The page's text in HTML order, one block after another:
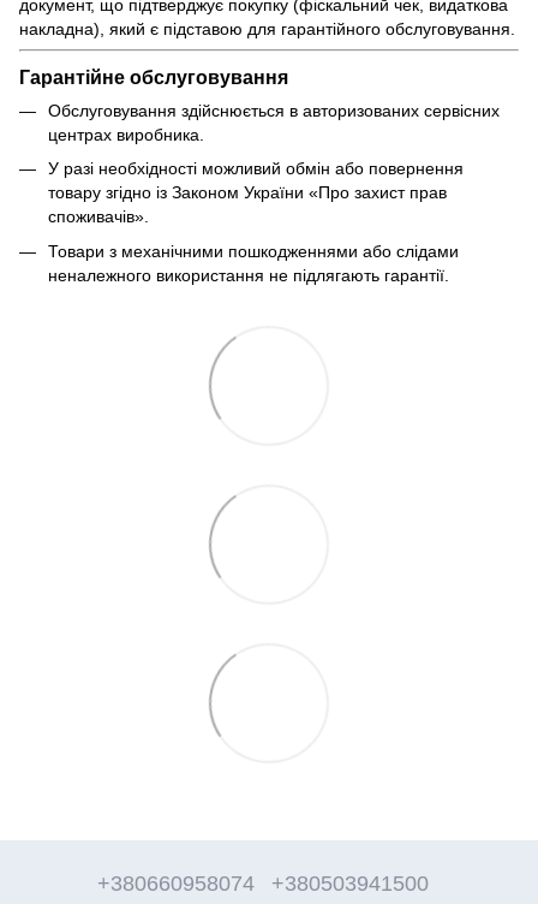
документ, що підтверджує покупку (фіскальний чек, видаткова
накладна), який є підставою для гарантійного обслуговування.
Гарантійне обслуговування
Обслуговування здійснюється в авторизованих сервісних
центрах виробника.
У разі необхідності можливий обмін або повернення
товару згідно із Законом України «Про захист прав
споживачів».
Товари з механічними пошкодженнями або слідами
неналежного використання не підлягають гарантії.
+380660958074 +380503941500